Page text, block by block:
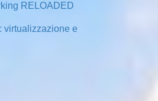
RELOADED
virtualizzazione e